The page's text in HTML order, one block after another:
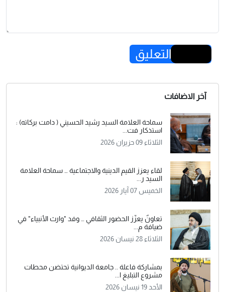
إرسال التعليق
آخر الاضافات
سماحة العلامة السيد رشيد الحسيني ( دامت بركاته) :
استذكار فت...
الثلاثاء 09 حزيران 2026
لقاء يعزز القيم الدينية والاجتماعية … سماحة العلامة
السيد ر...
الخميس 07 آيار 2026
تعاونٌ يعزّز الحضور الثقافي … وفد "وارث الأنبياء" في
ضيافة م...
الثلاثاء 28 نيسان 2026
بمشاركة فاعلة .. جامعة الديوانية تحتضن محطات
مشروع التبليغ ا...
الأحد 19 نيسان 2026